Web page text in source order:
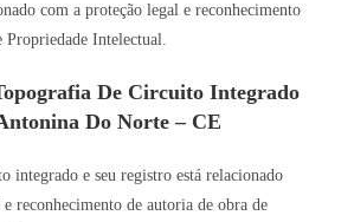
com a proteção legal e reconhecimento
Propriedade Intelectual.
De Circuito Integrado
Do Norte – CE
integrado e seu registro está relacionado
reconhecimento de autoria de obra de